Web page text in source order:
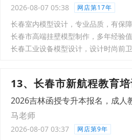
2026-08-07 05:38 网店第17年
长春室内模型设计，专业品质，有保障
长春市高端挂壁模型制作，多年经验
长春工业设备模型设计，设计时尚前
13、长春市新航程教育
2026吉林函授专升本报名，成人
马老师
2026-08-07 03:37 网店第9年